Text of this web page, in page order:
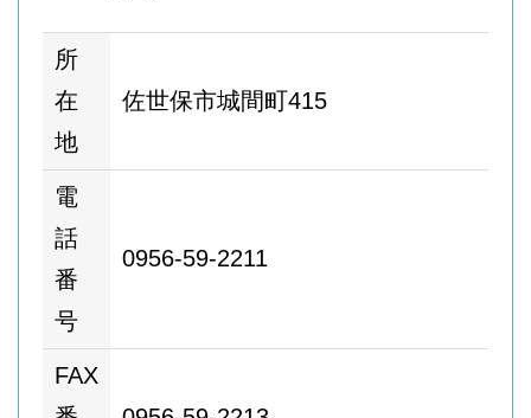
所
在
地
佐世保市城間町415
電
話
番
号
0956-59-2211
FAX